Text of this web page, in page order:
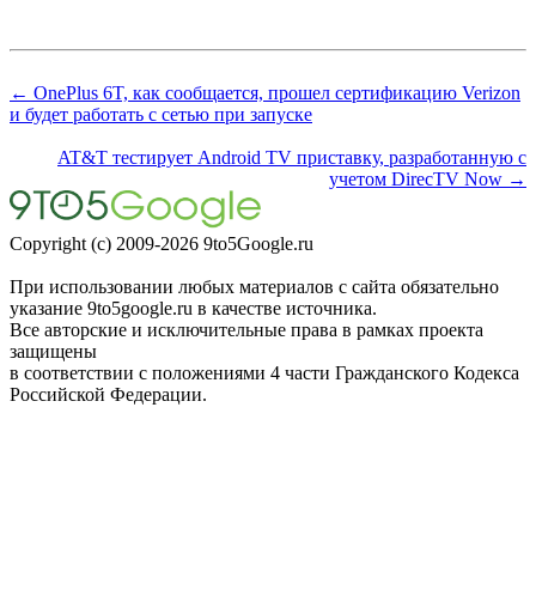
← OnePlus 6T, как сообщается, прошел сертификацию Verizon
и будет работать с сетью при запуске
AT&T тестирует Android TV приставку, разработанную с
учетом DirecTV Now →
Copyright (c) 2009-2026 9to5Google.ru
При использовании любых материалов с сайта обязательно
указание 9to5google.ru в качестве источника.
Все авторские и исключительные права в рамках проекта
защищены
в соответствии с положениями 4 части Гражданского Кодекса
Российской Федерации.